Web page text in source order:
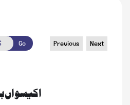
Go Previous Next